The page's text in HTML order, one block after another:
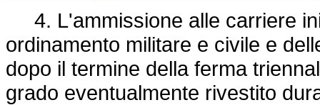
4. L'ammissione alle carriere
ordinamento militare e civile e
dopo il termine della ferma
grado eventualmente rivestito